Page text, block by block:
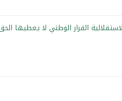
القرار الوطني لا يعطيها